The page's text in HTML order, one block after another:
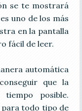
se te mostrará
uno de los más
en la pantalla
fácil de leer.
automática
que la
posible.
todo tipo de